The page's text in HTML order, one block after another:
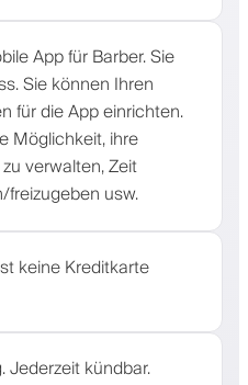
App für Barber. Sie
Sie können Ihren
für die App einrichten.
Möglichkeit, ihre
verwalten, Zeit
usw.
keine Kreditkarte
Jederzeit kündbar.